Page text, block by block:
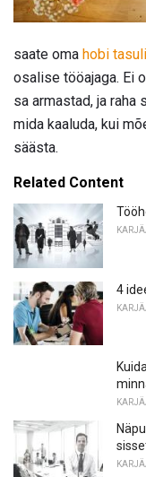
saate oma hobi
osalise tööajaga. Ei
sa armastad, ja raha
mida kaaluda, kui
säästa.
Related Content
4